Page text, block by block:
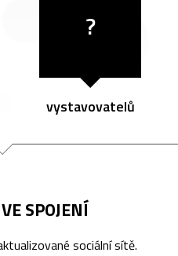
?
vystavovatelů
SPOJENÍ
sociální sítě.